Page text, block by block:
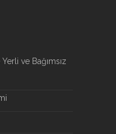
ve Bağımsız